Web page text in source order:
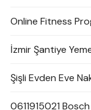
Online Fitness
İzmir Şantiye
Şişli Evden Eve
0611915021